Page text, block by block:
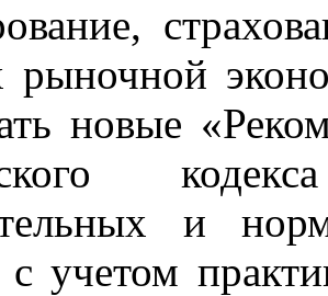
рыночной
новые
и
учетом